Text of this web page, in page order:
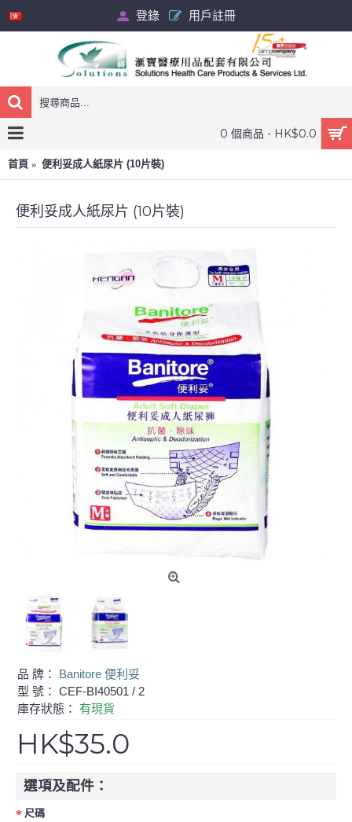
登錄 用戶註冊
0 個商品 - HK$0.0
首頁 便利妥成人紙尿片 (10片裝)
便利妥成人紙尿片 (10片裝)
品 牌： Banitore 便利妥
型 號： CEF-BI40501 / 2
庫存狀態： 有現貨
HK$35.0
選項及配件：
尺碼